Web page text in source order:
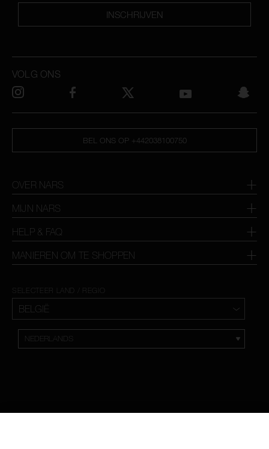
INSCHRIJVEN
BEL ONS OP +442038100750
OVER NARS
MIJN NARS
HELP & FAQ
MANIEREN OM TE SHOPPEN
VOLG ONS
SELECTEER LAND / REGIO